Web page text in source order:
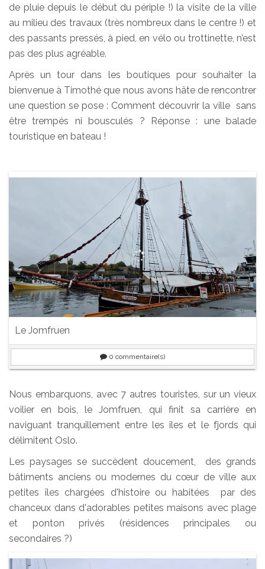
de pluie depuis le début du périple !) la visite de la ville
au milieu des travaux (très nombreux dans le centre !) et
des passants pressés, à pied, en vélo ou trottinette, n’est
pas des plus agréable.
Après un tour dans les boutiques pour souhaiter la
bienvenue à Timothé que nous avons hâte de rencontrer
une question se pose : Comment découvrir la ville sans
être trempés ni bousculés ? Réponse : une balade
touristique en bateau !
Le Jomfruen
0 commentaire(s)
Nous embarquons, avec 7 autres touristes, sur un vieux
voilier en bois, le Jomfruen, qui finit sa carrière en
naviguant tranquillement entre les îles et le fjords qui
délimitent Oslo.
Les paysages se succèdent doucement, des grands
bâtiments anciens ou modernes du cœur de ville aux
petites îles chargées d'histoire ou habitées par des
chanceux dans d'adorables petites maisons avec plage
et ponton privés (résidences principales ou
secondaires ?)